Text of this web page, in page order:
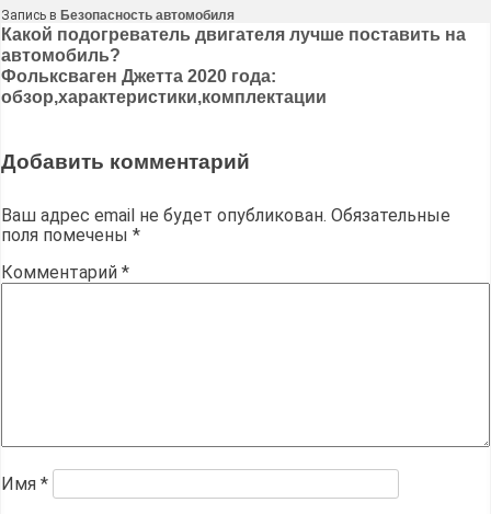
Запись в Безопасность автомобиля
Навигация
по
записям
Какой подогреватель двигателя лучше поставить на
автомобиль?
Фольксваген Джетта 2020 года:
обзор,характеристики,комплектации
Добавить комментарий
Ваш адрес email не будет опубликован. Обязательные
поля помечены *
Комментарий *
Имя *